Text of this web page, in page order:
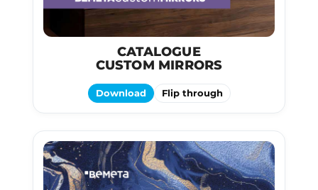
CATALOGUE
CUSTOM MIRRORS
Download Flip through